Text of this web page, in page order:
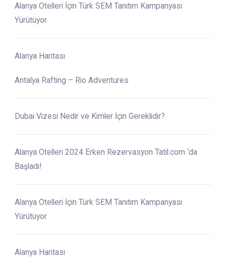
Alanya Otelleri İçin Türk SEM Tanıtım Kampanyası
Yürütüyor
Alanya Haritası
Antalya Rafting – Rio Adventures
Dubai Vizesi Nedir ve Kimler İçin Gereklidir?
Alanya Otelleri 2024 Erken Rezervasyon Tatil.com ‘da
Başladı!
Alanya Otelleri İçin Türk SEM Tanıtım Kampanyası
Yürütüyor
Alanya Haritası